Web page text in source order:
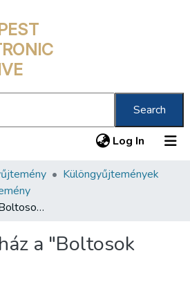
Search
Log In (current)
Különgyűjtemények
Vendéglátó ház a "Boltosok utcájában"
a "Boltosok